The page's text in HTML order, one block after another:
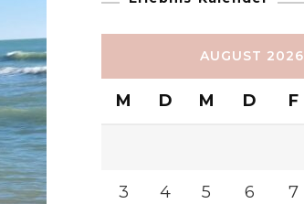
AUGUST 2026
M D M D F
3 4 5 6 7